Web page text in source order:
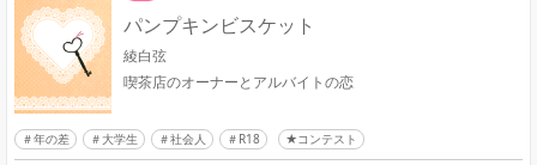
パンプキンビスケット
綾白弦
喫茶店のオーナーとアルバイトの恋
年の差 大学生 社会人 R18 ★コンテスト